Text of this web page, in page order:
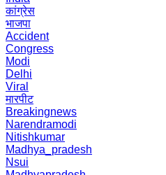
कांग्रेस
भाजपा
Accident
Congress
Modi
Delhi
Viral
मारपीट
Breakingnews
Narendramodi
Nitishkumar
Madhya_pradesh
Nsui